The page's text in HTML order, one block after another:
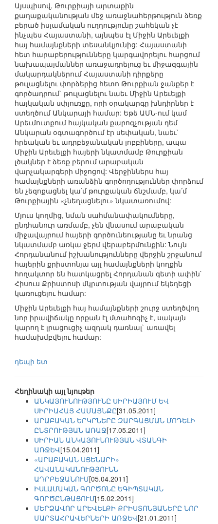
Այսպիսով, Թուրքիայի արտաքին
քաղաքականության մեջ առաջնահերթություն ձեռք
բերած իսլամական ուղղությունը շահեկան չէ
ինչպես Հայաստանի, այնպես էլ Միջին Արեւելքի
հայ համայնքների տեսանկյունից: Հայաստանի
հետ հարաբերությունները կարգավորելու հարցում
նախապայմաններ առաջադրելուց եւ միջազգային
մակարդակներում Հայաստանի դիրքերը
թուլացնելու փորձերից հետո Թուրքիան ջանքեր է
գործադրում` թուլացնելու նաեւ Միջին Արեւելքի
հայկական սփյուռքը, որի օրակարգը խնդիրներ է
ստեղծում Անկարայի համար: Եթե ԱՄՆ-ում կամ
Արեւմուտքում հայկական քարոզչության դեմ
Անկարան օգտագործում էր սեփական, նաեւ`
հրեական եւ ադրբեջանական լոբբիները, ապա
Միջին Արեւելքի հայերի նկատմամբ Թուրքիան
լծակներ է ձեռք բերում արաբական
վարչակարգերի միջոցով: Վերջիններս հայ
համայնքների առանձին գործողություններ փորձում
են չեզոքացնել կա՛մ թուրքական ճնշմամբ, կա՛մ
Թուրքիային «չնեղացնելու» նկատառումով:
Մյուս կողմից, նման սահմանափակումները,
ընդհանուր առմամբ, չեն վնասում արաբական
միջավայրում հայերի գործունեությանը եւ նրանց
նկատմամբ առկա ջերմ վերաբերմունքին: Նույն
Հորդանանում իշխանությունները վերջին շրջանում
հայերին քրիստոնյա այլ համայնքների կողքին
հողակտոր են հատկացրել Հորդանան գետի ափին`
Հիսուս Քրիստոսի մկրտության վայրում եկեղեցի
կառուցելու համար:
Միջին Արեւելքի հայ համայնքների շուրջ ստեղծվող
նոր իրավիճակը որքան էլ մտահոգիչ է, սակայն
կարող է լրացուցիչ ազդակ դառնալ` առավել
համախմբվելու համար:
դեպի ետ
Հեղինակի այլ նյութեր
ԱՆԿԱՅՈՒՆՈՒԹՅՈՒՆԸ ՍԻՐԻԱՅՈՒՄ ԵՎ
ՍԻՐԻԱՀԱՅ ՀԱՄԱՅՆՔԸ[31.05.2011]
ԱՐԱԲԱԿԱՆ ԵՐԿՐՆԵՐԸ ԶԱՐԳԱՑՄԱՆ ՄՈԴԵԼԻ
ԸՆՏՐՈՒԹՅԱՆ ԱՌԱՋ[17.05.2011]
ՍԻՐԻԱՆ ԱՆԿԱՅՈՒՆՈՒԹՅԱՆ ՎՏԱՆԳԻ
ԱՌՋԵՎ[15.04.2011]
«ԱՐԱԲԱԿԱՆ ՍՑԵՆԱՐԻ»
ՀԱՎԱՆԱԿԱՆՈՒԹՅՈՒՆՆ
ԱԴՐԲԵՋԱՆՈՒՄ[05.04.2011]
ԻՍԼԱՄԱԿԱՆ ԳՈՐԾՈՆԸ ԵԳԻՊՏԱԿԱՆ
ԳՈՐԾԸՆԹԱՑՈՒՄ[15.02.2011]
ՄԵՐՁԱՎՈՐ ԱՐԵՎԵԼՔԻ ՔՐԻՍՏՈՆՅԱՆԵՐԸ ՆՈՐ
ՄԱՐՏԱՀՐԱՎԵՐՆԵՐԻ ԱՌՋԵՎ[21.01.2011]